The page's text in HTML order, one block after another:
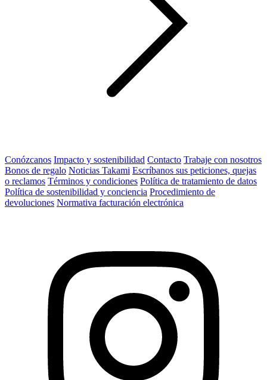
Conózcanos Impacto y sostenibilidad Contacto Trabaje con nosotros
Bonos de regalo Noticias Takami Escríbanos sus peticiones, quejas
o reclamos Términos y condiciones Política de tratamiento de datos
Política de sostenibilidad y conciencia Procedimiento de
devoluciones Normativa facturación electrónica